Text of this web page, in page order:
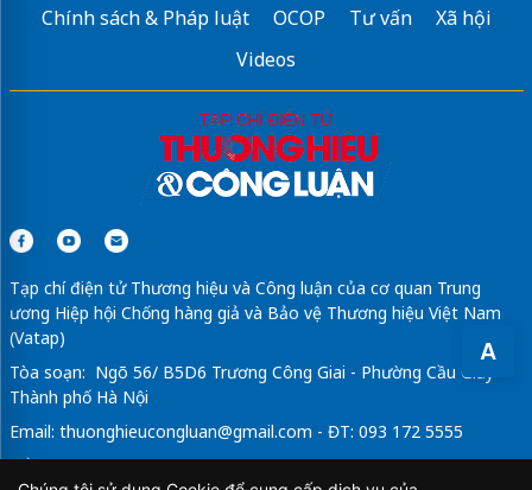
A
Chính sách & Pháp luật
OCOP Tư vấn
Xã hội
Videos
Tạp chí điện tử Thương hiệu và Công luận của cơ quan Trung
ương Hiệp hội Chống hàng giả và Bảo vệ Thương hiệu Việt Nam
(Vatap)
Tòa soạn: Ngõ 56/ B5D6 Trương Công Giai - Phường Cầu Giấy -
Thành phố Hà Nội
Email: thuonghieucongluan@gmail.com - ĐT: 093 172 5555
Tổng Biên Tập: Vũ Đức Thuận